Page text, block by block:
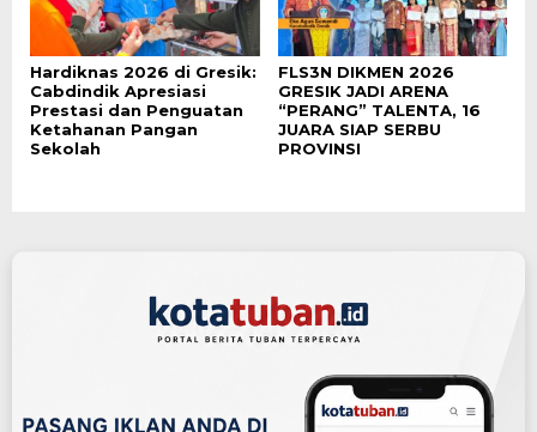
Hardiknas 2026 di Gresik:
Cabdindik Apresiasi
Prestasi dan Penguatan
Ketahanan Pangan
Sekolah
FLS3N DIKMEN 2026
GRESIK JADI ARENA
“PERANG” TALENTA, 16
JUARA SIAP SERBU
PROVINSI